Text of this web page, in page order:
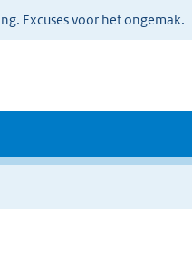
Excuses voor het ongemak.